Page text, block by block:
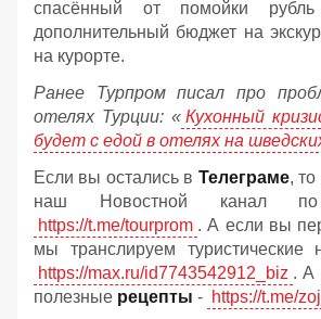
спасённый от помойки
дополнительный бюджет на
на курорте.
Ранее Турпром писал про
отелях Турции: « Кухонный
будет с едой в отелях на
Если вы остались в Телеграме,
наш Новостной канал
https://t.me/tourprom . А если вы
мы транслируем туристические
https://max.ru/id7743542912_biz . А
полезные рецепты - https://t.me/